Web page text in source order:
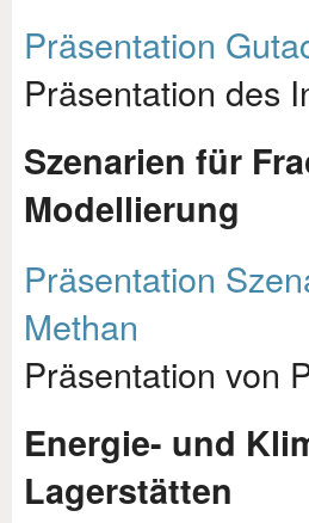
Präsentation
Präsentation des
Szenarien für
Modellierung
Präsentation
Methan
Präsentation von
Energie- und
Lagerstätten